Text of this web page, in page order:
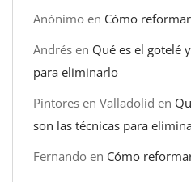
Anónimo en Cómo
Andrés en Qué es el gotelé
para eliminarlo
Pintores en Valladolid en
son las técnicas para
Fernando en Cómo